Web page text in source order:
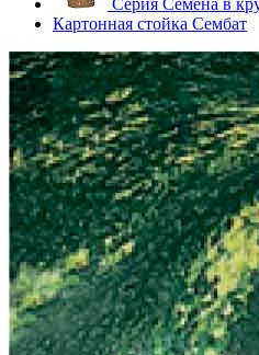
Картонная стойка Сембат